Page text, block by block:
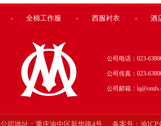
- 全棉工作服 - 西服衬衣 - 酒
公司电话：023-
公司传真： 023-
公司邮箱：
公司地址： 重庆渝中区新华路4号 备案号：渝ICP